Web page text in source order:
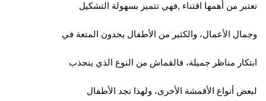
تعتبر من أهمها اقتناء ,فهي تتميز بسهولة التشكيل
وجمال الأعمال، والكثير من الأطفال يجدون المتعة في
ابتكار مناظر جميلة، فالقماش من النوع الذي ينجذب
لبعض أنواع الأقمشة الأخرى، ولهذا نجد الأطفال